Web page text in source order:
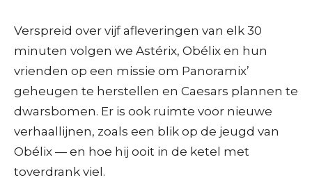
Verspreid over vijf afleveringen van elk 30
minuten volgen we Astérix, Obélix en hun
vrienden op een missie om Panoramix’
geheugen te herstellen en Caesars plannen te
dwarsbomen. Er is ook ruimte voor nieuwe
verhaallijnen, zoals een blik op de jeugd van
Obélix — en hoe hij ooit in de ketel met
toverdrank viel.